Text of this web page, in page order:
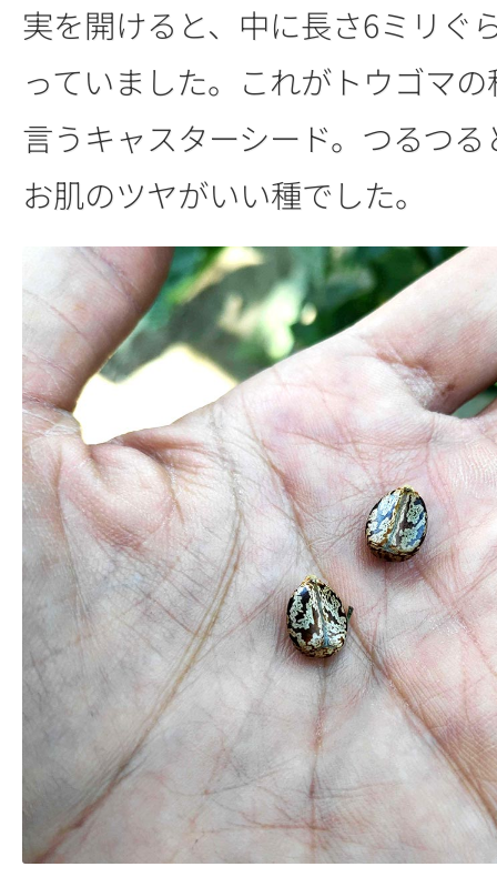
実を開けると、中に長さ6ミリぐ
っていました。これがトウゴマ
言うキャスターシード。つるつる
お肌のツヤがいい種でした。